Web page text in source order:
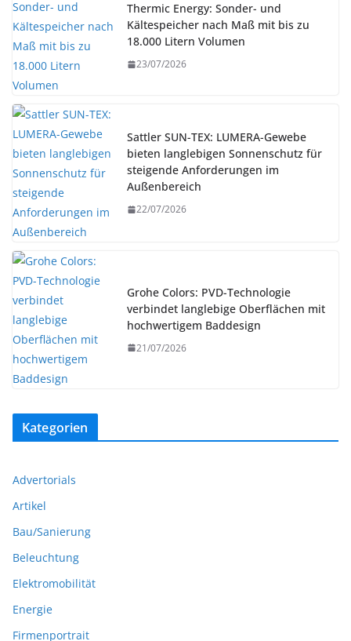
Thermic Energy: Sonder- und
Kältespeicher nach Maß mit bis zu
18.000 Litern Volumen
23/07/2026
Sattler SUN-TEX: LUMERA-Gewebe
bieten langlebigen Sonnenschutz für
steigende Anforderungen im
Außenbereich
22/07/2026
Grohe Colors: PVD-Technologie
verbindet langlebige Oberflächen mit
hochwertigem Baddesign
21/07/2026
Kategorien
Advertorials
Artikel
Bau/Sanierung
Beleuchtung
Elektromobilität
Energie
Firmenportrait